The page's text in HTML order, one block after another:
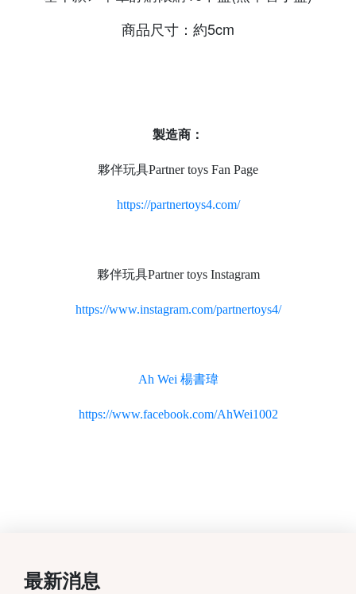
商品尺寸：約5cm
製造商：
夥伴玩具Partner toys Fan Page
https://partnertoys4.com/
夥伴玩具Partner toys Instagram
https://www.instagram.com/partnertoys4/
Ah Wei 楊書瑋
https://www.facebook.com/AhWei1002
最新消息